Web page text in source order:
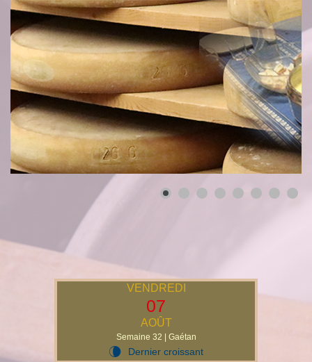
VENDREDI
07
AOÛT
Semaine 32 | Gaétan
V Dernier croissant